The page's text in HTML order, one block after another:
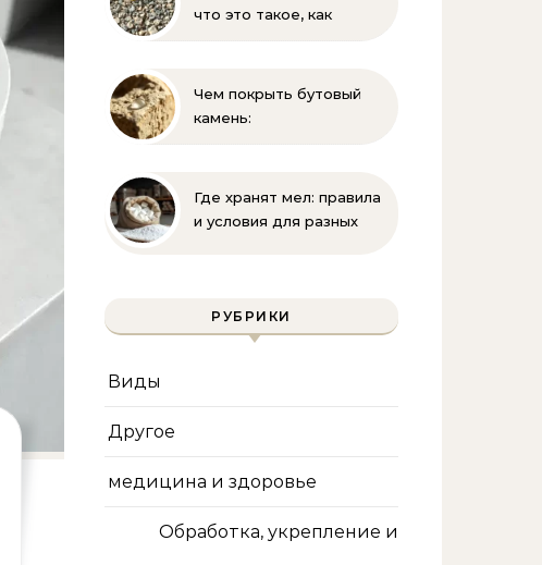
что это такое, как
Чем покрыть бутовый
камень:
известняка
Где хранят мел: правила
и условия для разных
РУБРИКИ
Виды
Другое
медицина и здоровье
Обработка, укрепление и